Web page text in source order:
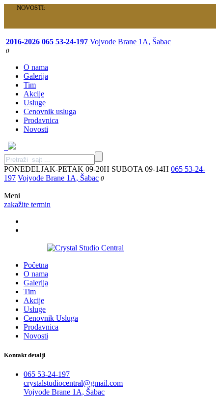
NOVOSTI:
Velika akcija je počela: Specijalni paketi samo za vas!
2016-2026 065 53-24-197 Vojvode Brane 1A, Šabac
0
O nama
Galerija
Tim
Akcije
Usluge
Cenovnik usluga
Prodavnica
Novosti
PONEDELJAK-PETAK 09-20H SUBOTA 09-14H 065 53-24-
197 Vojvode Brane 1A, Šabac 0
Meni
zakažite termin
Početna
O nama
Galerija
Tim
Akcije
Usluge
Cenovnik Usluga
Prodavnica
Novosti
Kontakt detalji
065 53-24-197
crystalstudiocentral@gmail.com
Vojvode Brane 1A, Šabac